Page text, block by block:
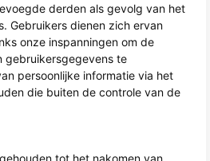
derden als gevolg van het
Gebruikers dienen zich ervan
onze inspanningen om de
gebruikersgegevens te
persoonlijke informatie via het
die buiten de controle van de
tot het nakomen van